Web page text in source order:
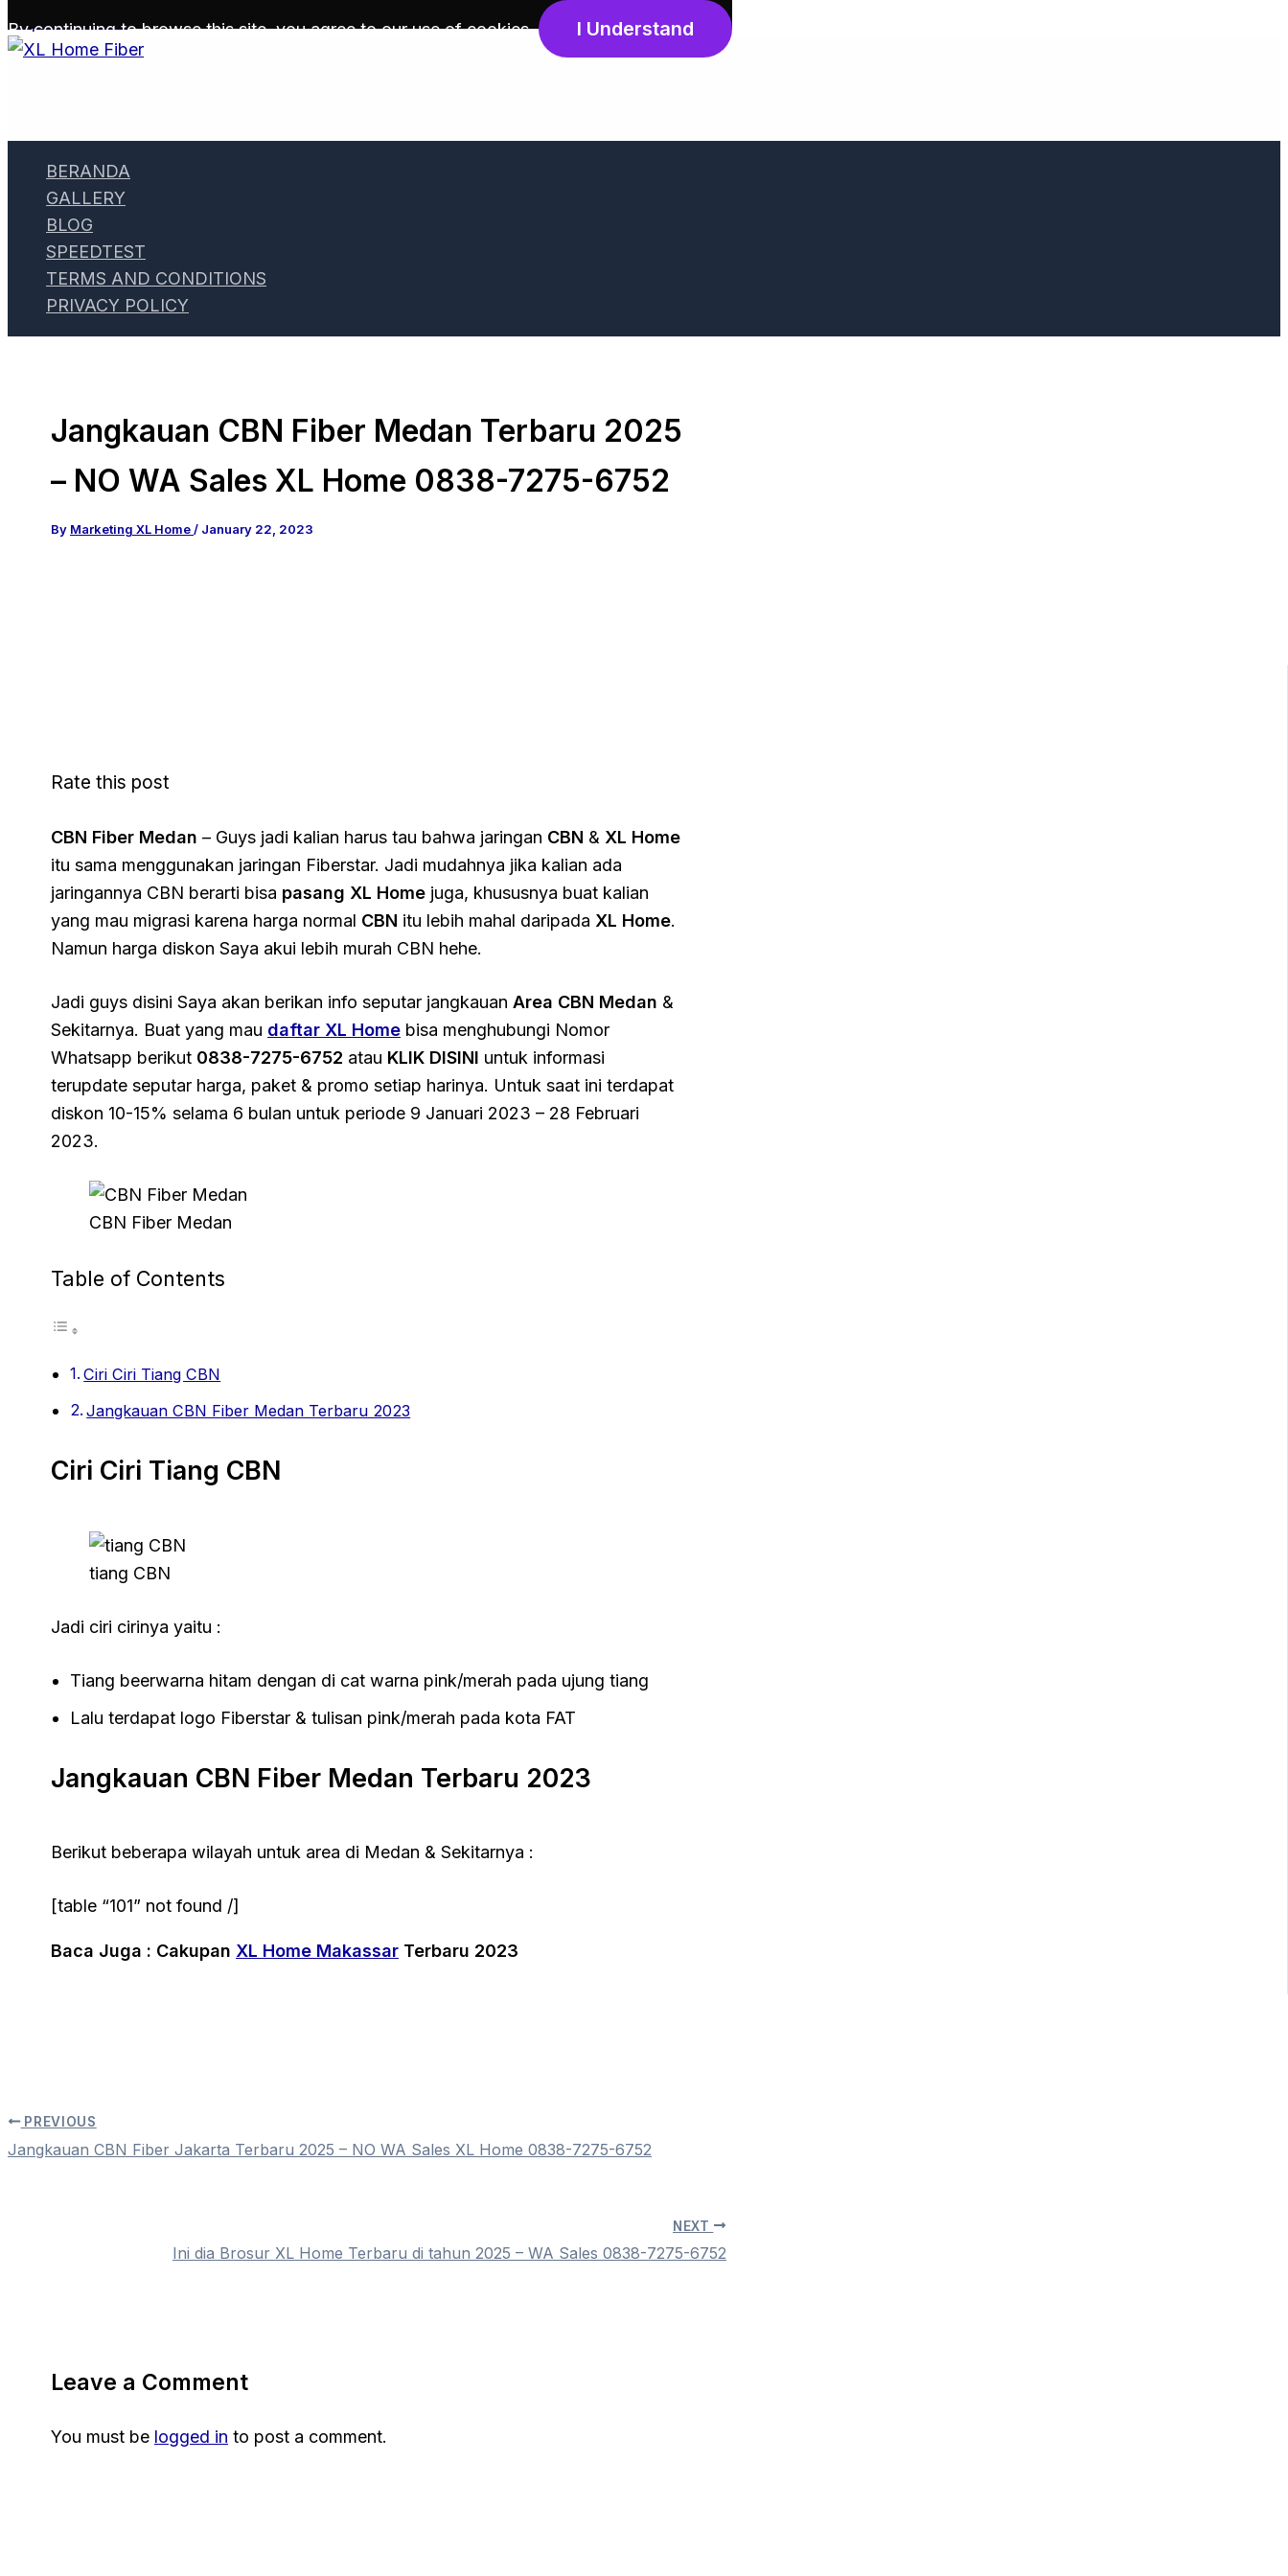
Skip to content
BERANDA
GALLERY
BLOG
SPEEDTEST
TERMS AND CONDITIONS
PRIVACY POLICY
Jangkauan CBN Fiber Medan Terbaru 2025
– NO WA Sales XL Home 0838-7275-6752
By Marketing XL Home/ January 22, 2023
Rate this post
CBN Fiber Medan – Guys jadi kalian harus tau bahwa jaringan CBN & XL Home
itu sama menggunakan jaringan Fiberstar. Jadi mudahnya jika kalian ada
jaringannya CBN berarti bisa pasang XL Home juga, khususnya buat kalian
yang mau migrasi karena harga normal CBN itu lebih mahal daripada XL Home.
Namun harga diskon Saya akui lebih murah CBN hehe.
Jadi guys disini Saya akan berikan info seputar jangkauan Area CBN Medan &
Sekitarnya. Buat yang mau daftar XL Home bisa menghubungi Nomor
Whatsapp berikut 0838-7275-6752 atau KLIK DISINI untuk informasi
terupdate seputar harga, paket & promo setiap harinya. Untuk saat ini terdapat
diskon 10-15% selama 6 bulan untuk periode 9 Januari 2023 – 28 Februari
2023.
CBN Fiber Medan
Table of Contents
Ciri Ciri Tiang CBN
Jangkauan CBN Fiber Medan Terbaru 2023
Ciri Ciri Tiang CBN
tiang CBN
Jadi ciri cirinya yaitu :
Tiang beerwarna hitam dengan di cat warna pink/merah pada ujung tiang
Lalu terdapat logo Fiberstar & tulisan pink/merah pada kota FAT
Jangkauan CBN Fiber Medan Terbaru 2023
Berikut beberapa wilayah untuk area di Medan & Sekitarnya :
[table “101” not found /]
Baca Juga : Cakupan XL Home Makassar Terbaru 2023
PREVIOUS
Jangkauan CBN Fiber Jakarta Terbaru 2025 – NO WA Sales XL Home 0838-7275-6752
NEXT
Ini dia Brosur XL Home Terbaru di tahun 2025 – WA Sales 0838-7275-6752
Leave a Comment
You must be logged in to post a comment.
By continuing to browse this site, you agree to ouruse of cookies. I Understand